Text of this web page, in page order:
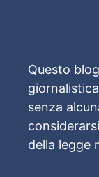
Questo
senza
della legge